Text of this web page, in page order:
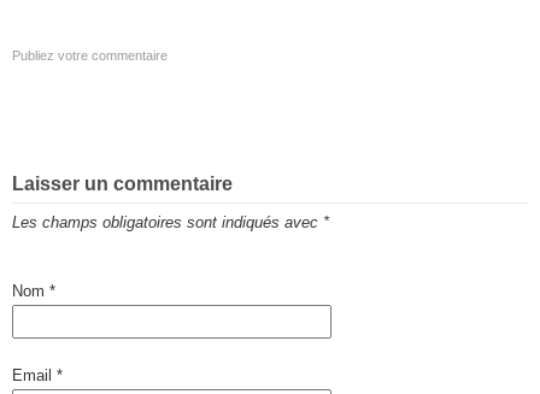
Publiez votre commentaire
Laisser un commentaire
Les champs obligatoires sont indiqués avec *
Nom *
Email *